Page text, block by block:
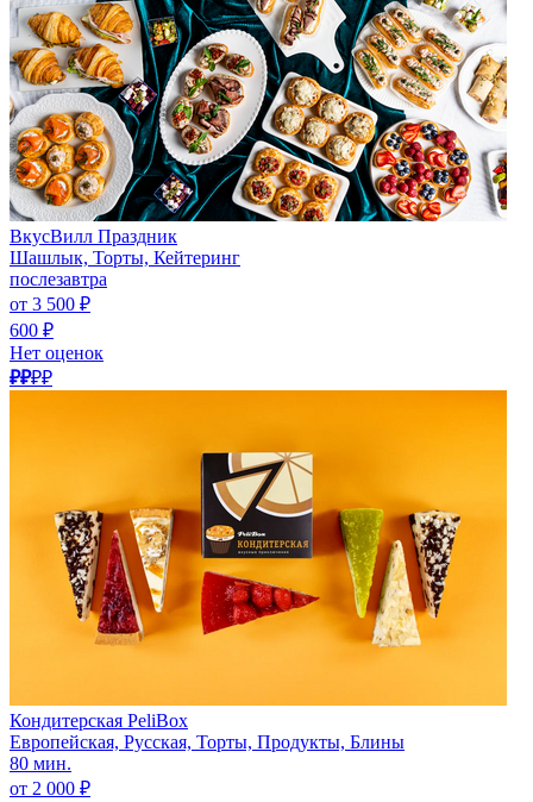
ВкусВилл Праздник
Шашлык, Торты, Кейтеринг
послезавтра
от 3 500 ₽
600 ₽
Нет оценок
₽₽₽₽
Кондитерская PeliBox
Европейская, Русская, Торты, Продукты, Блины
80 мин.
от 2 000 ₽